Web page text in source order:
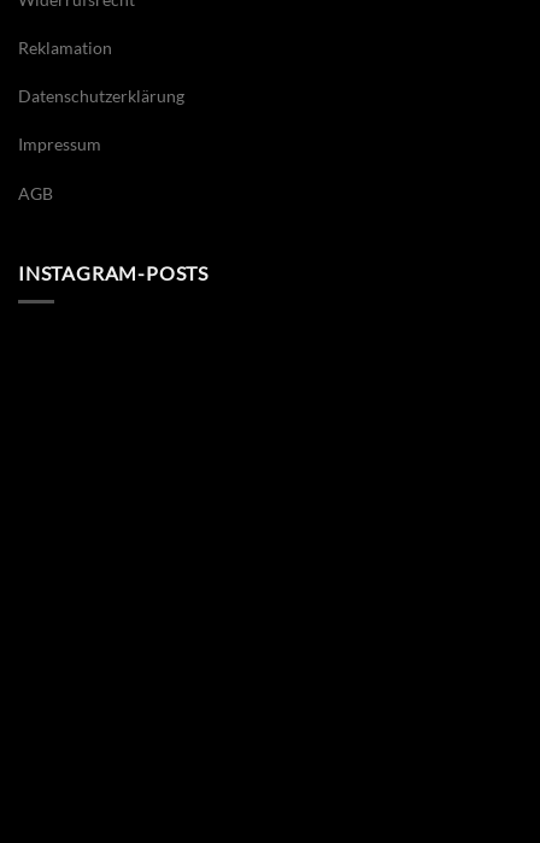
Reklamation
Datenschutzerklärung
Impressum
AGB
INSTAGRAM-POSTS